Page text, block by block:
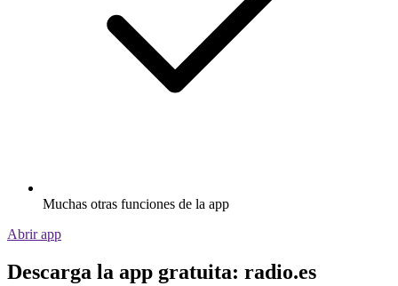
Muchas otras funciones de la app
Abrir app
Descarga la app gratuita: radio.es